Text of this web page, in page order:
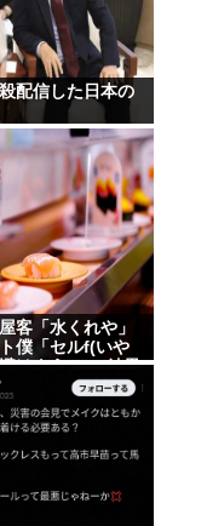
配信した日本の
客「水くれや」
僕「セルf(いや
けよう)」→結果